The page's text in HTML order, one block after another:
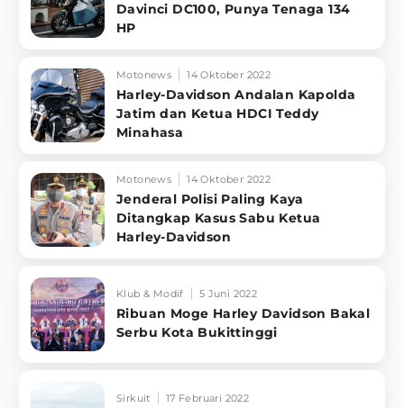
Davinci DC100, Punya Tenaga 134
HP
Motonews 14 Oktober 2022
Harley-Davidson Andalan Kapolda
Jatim dan Ketua HDCI Teddy
Minahasa
Motonews 14 Oktober 2022
Jenderal Polisi Paling Kaya
Ditangkap Kasus Sabu Ketua
Harley-Davidson
Klub & Modif 5 Juni 2022
Ribuan Moge Harley Davidson Bakal
Serbu Kota Bukittinggi
Sirkuit 17 Februari 2022